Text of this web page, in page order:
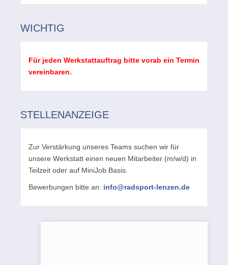
WICHTIG
Für jeden Werkstattauftrag bitte vorab ein Termin
vereinbaren.
STELLENANZEIGE
Zur Verstärkung unseres Teams suchen wir für
unsere Werkstatt einen neuen Mitarbeiter (m/w/d) in
Teilzeit oder auf MiniJob Basis.
Bewerbungen bitte an: info@radsport-lenzen.de